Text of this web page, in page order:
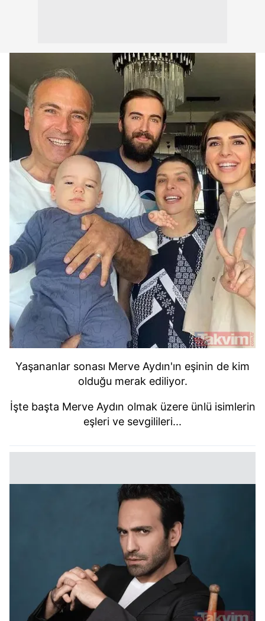
Yaşananlar sonası Merve Aydın'ın eşinin de kim
olduğu merak ediliyor.
İşte başta Merve Aydın olmak üzere ünlü isimlerin
eşleri ve sevgilileri...